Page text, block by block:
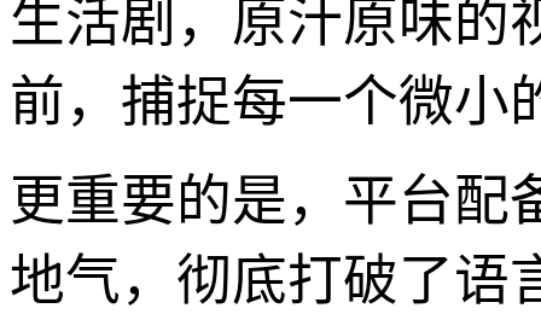
生活剧，原汁原味的
前，捕捉每一个微小
更重要的是，平台配
地气，彻底打破了语